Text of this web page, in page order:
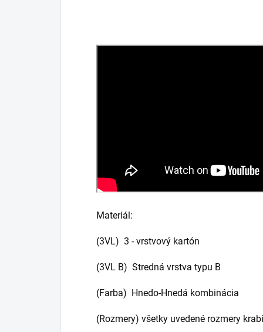
Materiál:
(3VL) 3 - vrstvový kartón
(3VL B) Stredná vrstva typu B
(Farba) Hnedo-Hnedá kombinácia
(Rozmery) všetky uvedené rozmery